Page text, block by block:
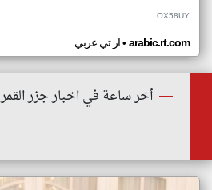
OX58UY
ار تي عربي• arabic.rt.com
أخر ساعة في اخبار جزر القمر